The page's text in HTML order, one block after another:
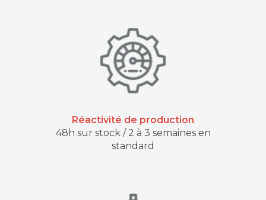
Réactivité de production
48h sur stock / 2 à 3 semaines en
standard